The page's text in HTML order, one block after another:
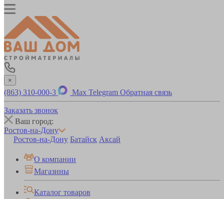
×
(863) 310-000-3 Max Telegram Обратная связь
Заказать звонок
Ваш город:
Ростов-на-Дону
Ростов-на-Дону Батайск Аксай
О компании
Магазины
Каталог товаров